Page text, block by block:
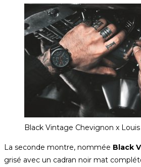
Black Vintage Chevignon x
La seconde montre, nommée Black
grisé avec un cadran noir mat